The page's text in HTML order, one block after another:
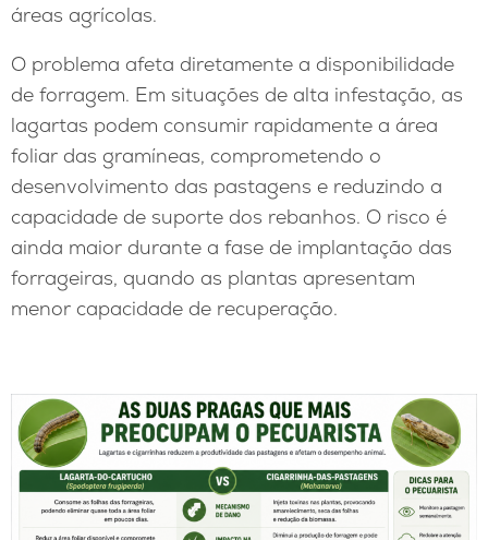
áreas agrícolas.
O problema afeta diretamente a disponibilidade
de forragem. Em situações de alta infestação, as
lagartas podem consumir rapidamente a área
foliar das gramíneas, comprometendo o
desenvolvimento das pastagens e reduzindo a
capacidade de suporte dos rebanhos. O risco é
ainda maior durante a fase de implantação das
forrageiras, quando as plantas apresentam
menor capacidade de recuperação.